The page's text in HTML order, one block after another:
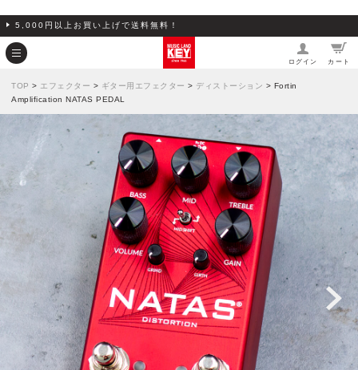
5,000円以上お買い上げで送料無料！
ログイン カート
TOP > エフェクター > ギター用エフェクター > ディストーション > Fortin
Amplification NATAS PEDAL